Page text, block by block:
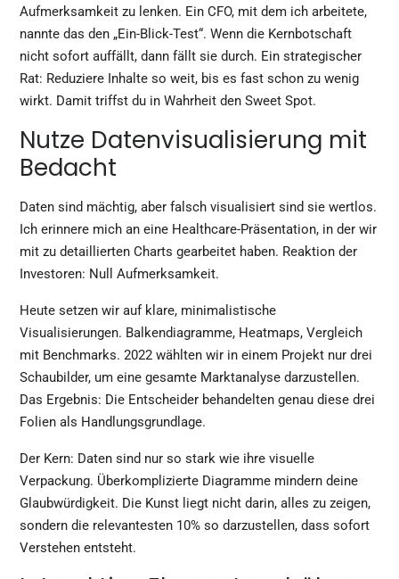
Aufmerksamkeit zu lenken. Ein CFO, mit dem ich arbeitete,
nannte das den „Ein-Blick-Test“. Wenn die Kernbotschaft
nicht sofort auffällt, dann fällt sie durch. Ein strategischer
Rat: Reduziere Inhalte so weit, bis es fast schon zu wenig
wirkt. Damit triffst du in Wahrheit den Sweet Spot.
Nutze Datenvisualisierung mit
Bedacht
Daten sind mächtig, aber falsch visualisiert sind sie wertlos.
Ich erinnere mich an eine Healthcare-Präsentation, in der wir
mit zu detaillierten Charts gearbeitet haben. Reaktion der
Investoren: Null Aufmerksamkeit.
Heute setzen wir auf klare, minimalistische
Visualisierungen. Balkendiagramme, Heatmaps, Vergleich
mit Benchmarks. 2022 wählten wir in einem Projekt nur drei
Schaubilder, um eine gesamte Marktanalyse darzustellen.
Das Ergebnis: Die Entscheider behandelten genau diese drei
Folien als Handlungsgrundlage.
Der Kern: Daten sind nur so stark wie ihre visuelle
Verpackung. Überkomplizierte Diagramme mindern deine
Glaubwürdigkeit. Die Kunst liegt nicht darin, alles zu zeigen,
sondern die relevantesten 10% so darzustellen, dass sofort
Verstehen entsteht.